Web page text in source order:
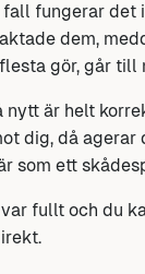
fungerar det
dem,
gör, går till
nytt är helt
dig, då
som ett
fullt och du